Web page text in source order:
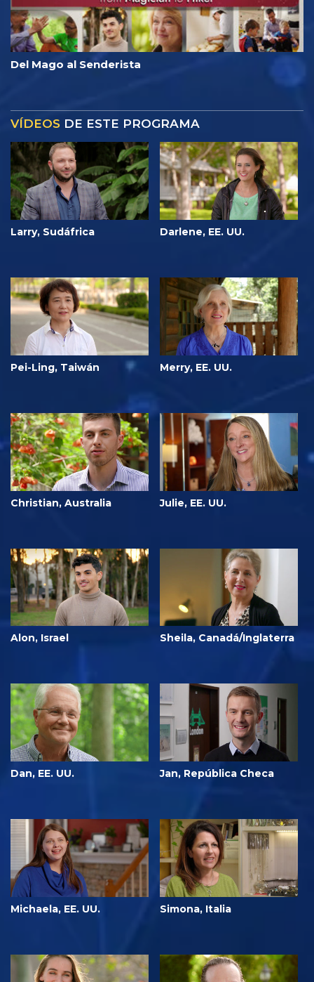
Del Mago al Senderista
VÍDEOS DE ESTE PROGRAMA
Larry, Sudáfrica Darlene, EE. UU.
Pei-Ling, Taiwán Merry, EE. UU.
Christian, Australia Julie, EE. UU.
Alon, Israel Sheila, Canadá/Inglaterra
Dan, EE. UU. Jan, República Checa
Michaela, EE. UU. Simona, Italia